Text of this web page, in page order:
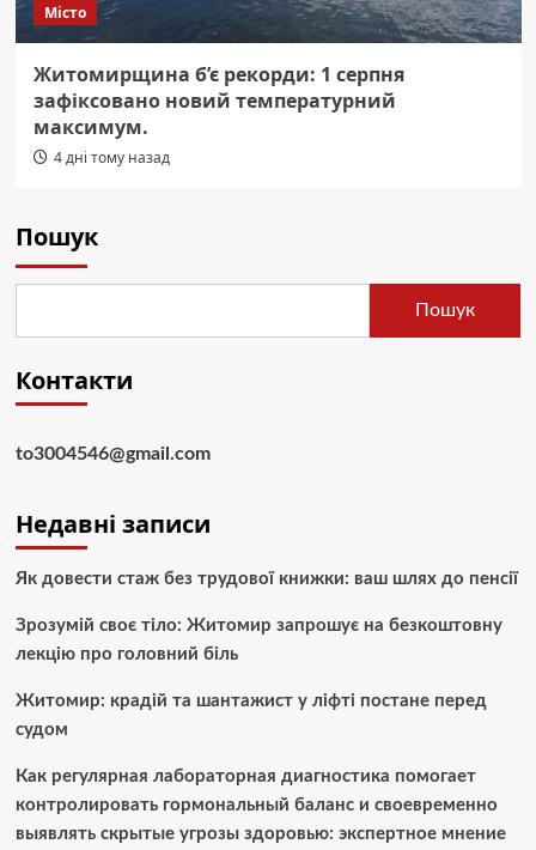
Місто
Житомирщина б’є рекорди: 1 серпня
зафіксовано новий температурний
максимум.
4 дні тому назад
Пошук
Пошук
Контакти
to3004546@gmail.com
Недавні записи
Як довести стаж без трудової книжки: ваш шлях до пенсії
Зрозумій своє тіло: Житомир запрошує на безкоштовну
лекцію про головний біль
Житомир: крадій та шантажист у ліфті постане перед
судом
Как регулярная лабораторная диагностика помогает
контролировать гормональный баланс и своевременно
выявлять скрытые угрозы здоровью: экспертное мнение